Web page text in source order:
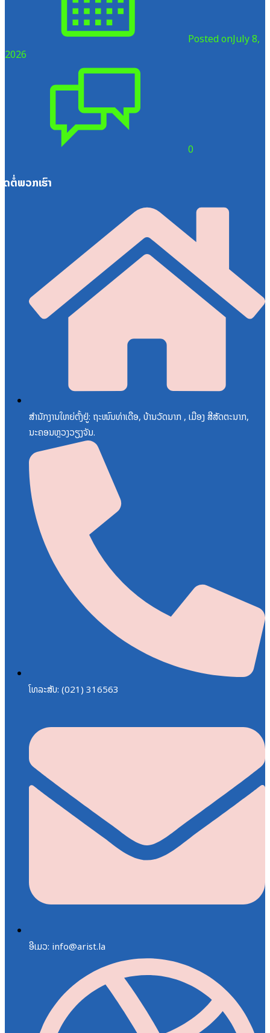
Posted onJuly 8,
2026
0
ຕໍ່ພວກເຮົາ
ສຳນັກງານໃຫຍ່ຕັ້ງຢູ່: ຖະໜົນທ່າເດືອ, ບ້ານວັດນາກ , ເມືອງ ສີສັດຕະນາກ,
ນະຄອນຫຼວງວຽງຈັນ.
ໂທລະສັບ: (021) 316563
ອີເມວ: info@arist.la